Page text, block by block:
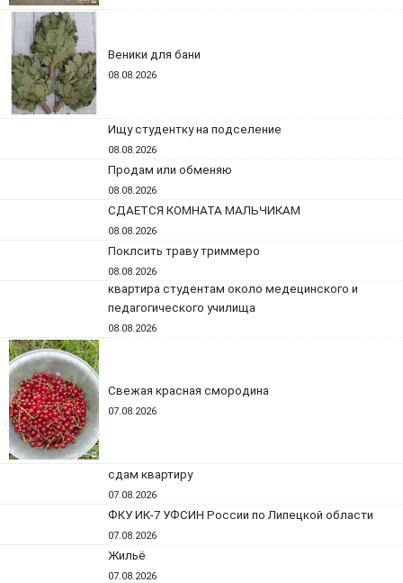
Веники для бани
08.08.2026
Ищу студентку на подселение
08.08.2026
Продам или обменяю
08.08.2026
СДАЕТСЯ КОМНАТА МАЛЬЧИКАМ
08.08.2026
Поклсить траву триммеро
08.08.2026
квартира студентам около медецинского и
педагогического училища
08.08.2026
Свежая красная смородина
07.08.2026
сдам квартиру
07.08.2026
ФКУ ИК-7 УФСИН России по Липецкой области
07.08.2026
Жильё
07.08.2026